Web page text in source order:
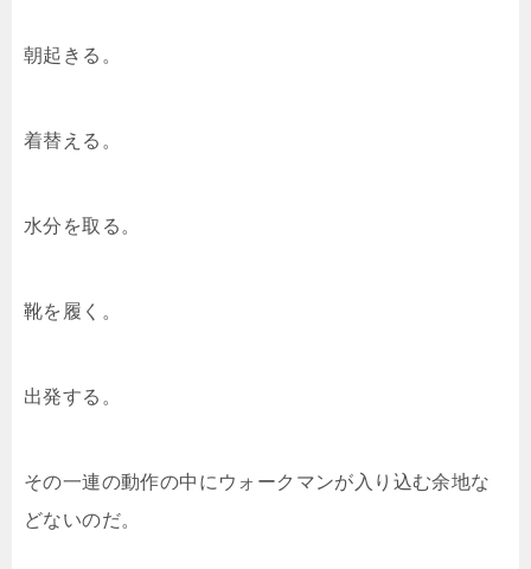
朝起きる。
着替える。
水分を取る。
靴を履く。
出発する。
その一連の動作の中にウォークマンが入り込む余地な
どないのだ。